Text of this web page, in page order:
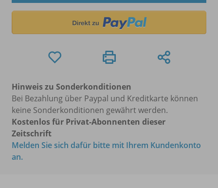
Hinweis zu Sonderkonditionen
Bei Bezahlung über Paypal und Kreditkarte können
keine Sonderkonditionen gewährt werden.
Kostenlos für Privat-Abonnenten dieser
Zeitschrift
Melden Sie sich dafür bitte mit Ihrem Kundenkonto
an.